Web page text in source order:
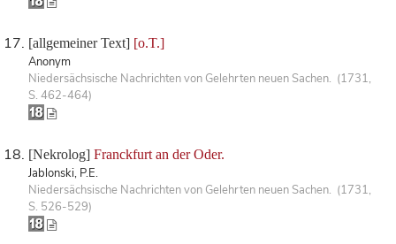
[allgemeiner Text] [o.T.]
Anonym
Niedersächsische Nachrichten von Gelehrten neuen Sachen. (1731,
S. 462-464)
[Nekrolog] Franckfurt an der Oder.
Jablonski, P.E.
Niedersächsische Nachrichten von Gelehrten neuen Sachen. (1731,
S. 526-529)